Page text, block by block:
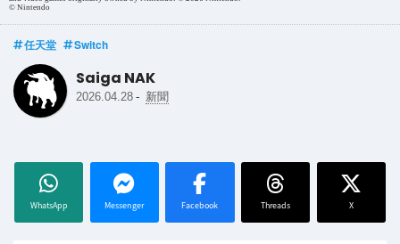
© Nintendo
任天堂 Switch
Saiga NAK
2026.04.28 - 新聞
WhatsApp Messenger Facebook Threads X